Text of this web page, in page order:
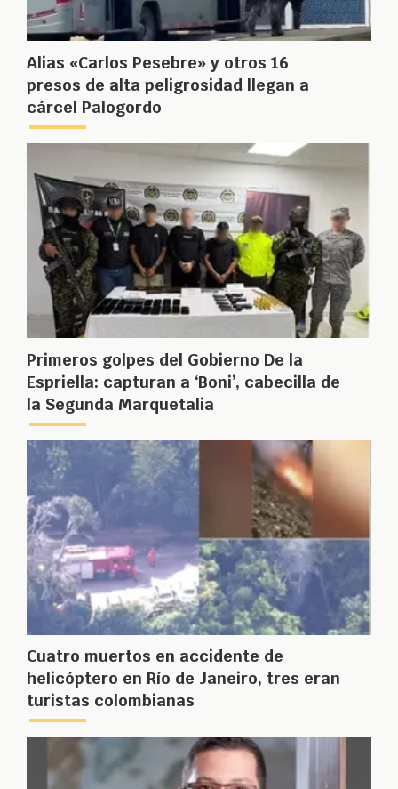
Alias «Carlos Pesebre» y otros 16
presos de alta peligrosidad llegan a
cárcel Palogordo
Primeros golpes del Gobierno De la
Espriella: capturan a ‘Boni’, cabecilla de
la Segunda Marquetalia
Cuatro muertos en accidente de
helicóptero en Río de Janeiro, tres eran
turistas colombianas